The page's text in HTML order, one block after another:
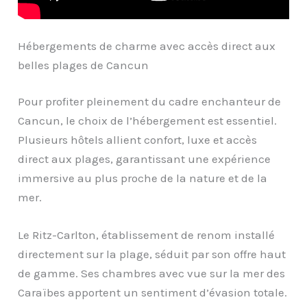
Hébergements de charme avec accès direct aux
belles plages de Cancun
Pour profiter pleinement du cadre enchanteur de
Cancun, le choix de l’hébergement est essentiel.
Plusieurs hôtels allient confort, luxe et accès
direct aux plages, garantissant une expérience
immersive au plus proche de la nature et de la
mer.
Le Ritz-Carlton, établissement de renom installé
directement sur la plage, séduit par son offre haut
de gamme. Ses chambres avec vue sur la mer des
Caraïbes apportent un sentiment d’évasion totale.